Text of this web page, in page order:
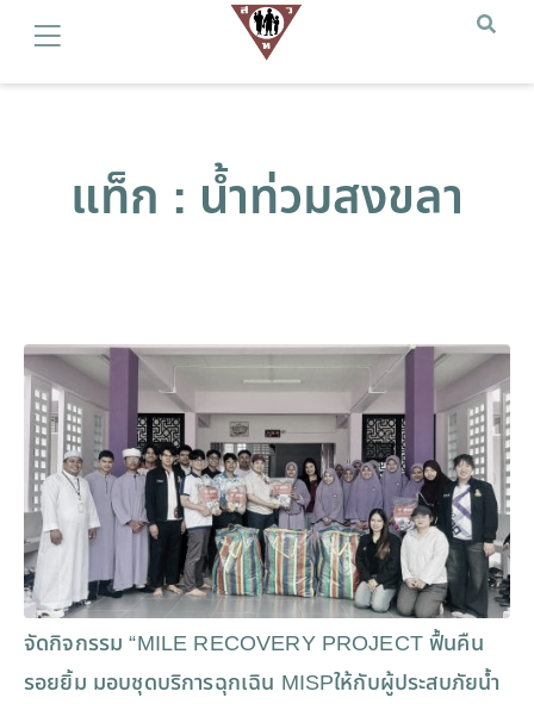
แท็ก : น้ำท่วมสงขลา
จัดกิจกรรม “MILE RECOVERY PROJECT ฟื้นคืน
รอยยิ้ม มอบชุดบริการฉุกเฉิน MISPให้กับผู้ประสบภัยน้ำ